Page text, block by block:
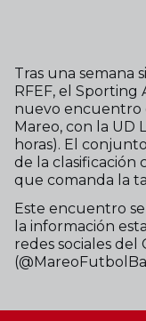
Tras una semana
RFEF, el Sporting
nuevo encuentro
Mareo, con la UD
horas). El
de la clasificación
que comanda la
Este encuentro
la información
redes sociales del